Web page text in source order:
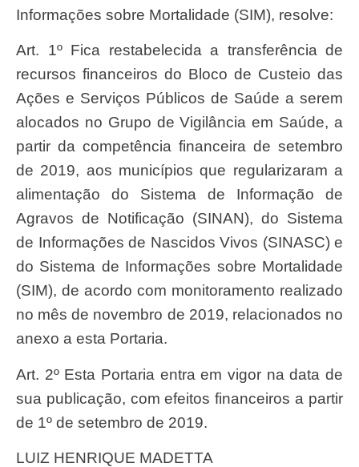
Informações sobre Mortalidade (SIM), resolve:
Art. 1º Fica restabelecida a transferência de
recursos financeiros do Bloco de Custeio das
Ações e Serviços Públicos de Saúde a serem
alocados no Grupo de Vigilância em Saúde, a
partir da competência financeira de setembro
de 2019, aos municípios que regularizaram a
alimentação do Sistema de Informação de
Agravos de Notificação (SINAN), do Sistema
de Informações de Nascidos Vivos (SINASC) e
do Sistema de Informações sobre Mortalidade
(SIM), de acordo com monitoramento realizado
no mês de novembro de 2019, relacionados no
anexo a esta Portaria.
Art. 2º Esta Portaria entra em vigor na data de
sua publicação, com efeitos financeiros a partir
de 1º de setembro de 2019.
LUIZ HENRIQUE MADETTA